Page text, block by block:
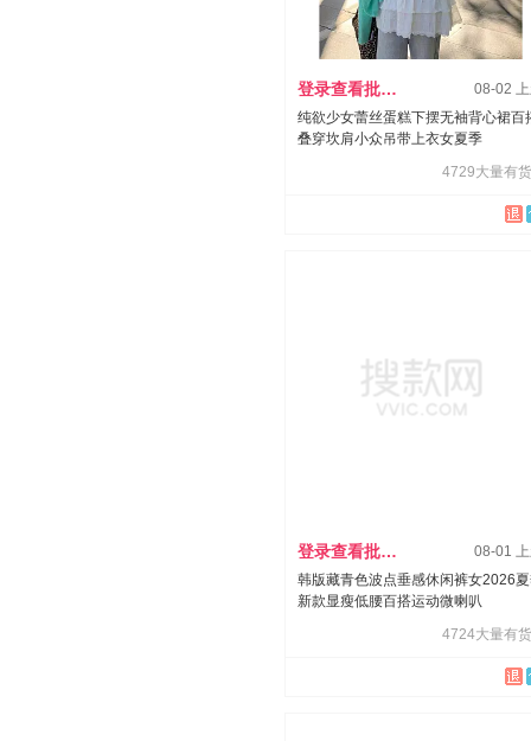
登录查看批发价
08-02
纯欲少女蕾丝蛋糕下摆无袖背心裙百
叠穿坎肩小众吊带上衣女夏季
4729大量有
登录查看批发价
08-01
韩版藏青色波点垂感休闲裤女2026
新款显瘦低腰百搭运动微喇叭
4724大量有